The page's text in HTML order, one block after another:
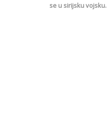
se u sirijsku vojsku.